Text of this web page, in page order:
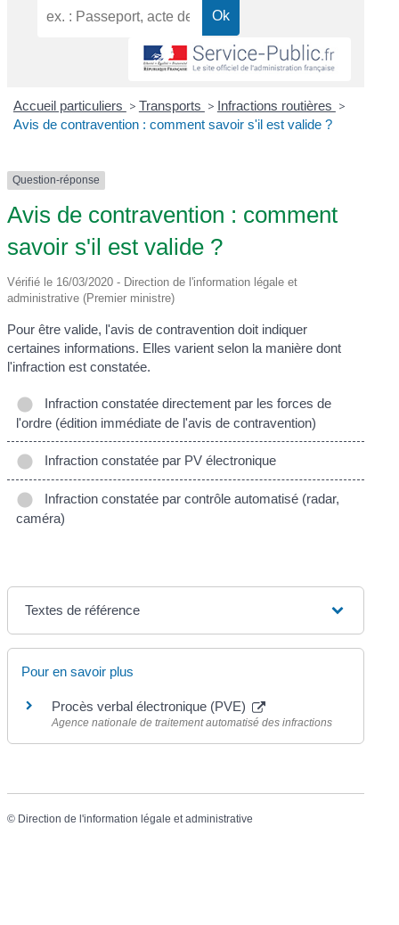
Accueil particuliers > Transports > Infractions routières >
Avis de contravention : comment savoir s'il est valide ?
Question-réponse
Avis de contravention : comment
savoir s'il est valide ?
Vérifié le 16/03/2020 - Direction de l'information légale et
administrative (Premier ministre)
Pour être valide, l'avis de contravention doit indiquer
certaines informations. Elles varient selon la manière dont
l'infraction est constatée.
Infraction constatée directement par les forces de
l'ordre (édition immédiate de l'avis de contravention)
Infraction constatée par PV électronique
Infraction constatée par contrôle automatisé (radar,
caméra)
Textes de référence
Pour en savoir plus
Procès verbal électronique (PVE)
Agence nationale de traitement automatisé des infractions
© Direction de l'information légale et administrative